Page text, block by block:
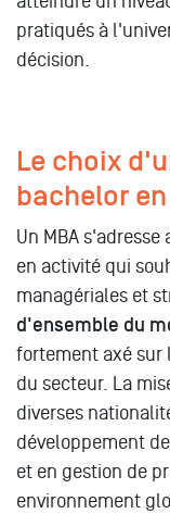
pratiqués à
décision.
Le choix
bachelor
Un MBA
en activité qui
managériales et
d'ensemble du
fortement axé sur
du secteur. La
diverses
développement
et en gestion de
environnement